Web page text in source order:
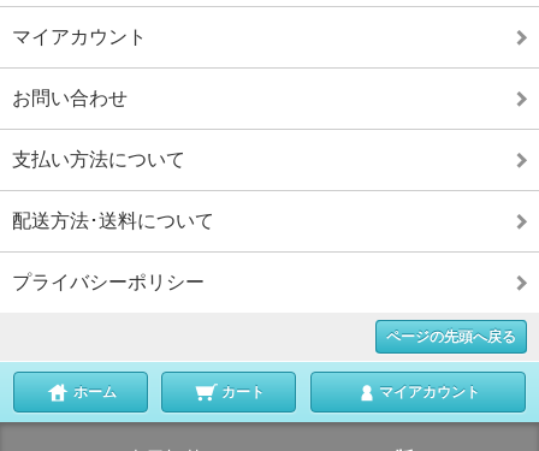
マイアカウント
お問い合わせ
支払い方法について
配送方法･送料について
プライバシーポリシー
ページの先頭へ戻る
ホーム カート マイアカウント